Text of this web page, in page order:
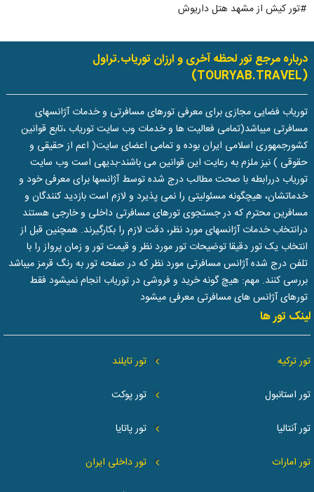
#تور کیش از مشهد هتل داریوش
درباره مرجع تور لحظه آخری و ارزان توریاب.تراول
(TOURYAB.TRAVEL)
توریاب فضایی مجازی برای معرفی تورهای مسافرتی و خدمات آژانسهای
مسافرتی میباشد(تمامی فعالیت ها و خدمات وب سایت توریاب ،تابع قوانین
کشورجمهوری اسلامی ایران بوده و تمامی اعضای سایت( اعم از حقیقی و
حقوقی ) نیز ملزم به رعایت این قوانین می باشند-بدیهی است وب سایت
توریاب دررابطه با صحت مطالب درج شده توسط آژانسها برای معرفی خود و
خدماتشان، هیچگونه مسئولیتی را نمی پذیرد و لازم است بازدید کنندگان و
مسافرین محترم که در جستجوی تورهای مسافرتی داخلی و خارجی هستند
درانتخاب خدمات آژانسهای مورد نظر، دقت لازم را بکارگیرند. همچنین قبل از
انتخاب یک تور دقیقا توضیحات تور مورد نظر و قیمت تور و زمان پرواز را با
تلفن درج شده آژانس مسافرتی مورد نظر که در صفحه تور به رنگ قرمز میباشد
بررسی کنند. مهم: هیچ گونه خرید و فروشی در توریاب انجام نمیشود فقط
تورهای آژانس های مسافرتی معرفی میشود
لینک تور ها
تور ترکیه
تور استانبول
تور آنتالیا
تور تایلند
تور پوکت
تور پاتایا
تور امارات
تور داخلی ایران